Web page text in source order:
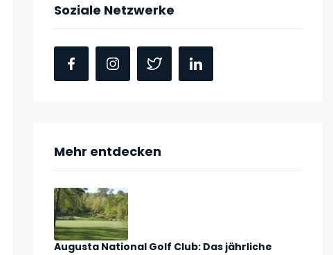
Soziale Netzwerke
Mehr entdecken
Augusta National Golf Club: Das jährliche